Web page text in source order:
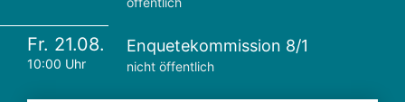
Fr. 21.08.
10:00 Uhr
Enquetekommission 8/1
nicht öffentlich